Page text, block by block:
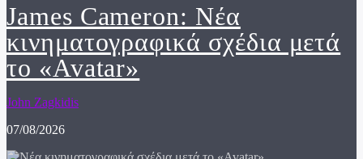
James Cameron: Νέα
κινηματογραφικά σχέδια μετά
το «Avatar»
John Zagkidis
07/08/2026